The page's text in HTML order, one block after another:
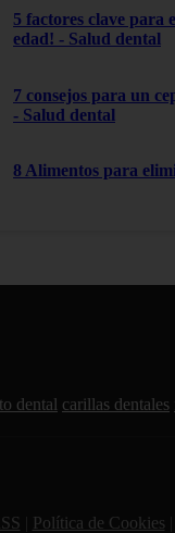
5 factores clave para
edad! - Salud dental
7 consejos para un
- Salud dental
8 Alimentos para
dental carillas dentales
Política de Cookies